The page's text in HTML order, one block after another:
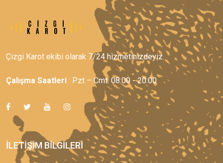
Çizgi Karot ekibi olarak 7/24 hizmetinizdeyiz.
Çalışma Saatleri : Pzt – Cmt: 08:00 - 20:00
İLETIŞIM BILGILERI